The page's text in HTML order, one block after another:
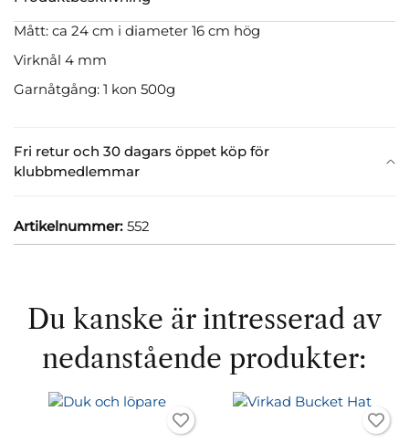
Fri retur och 30 dagars öppet köp för
klubbmedlemmar
Mått: ca 24 cm i diameter 16 cm hög
Virknål 4 mm
Garnåtgång: 1 kon 500g
Artikelnummer: 552
Du kanske är intresserad av
nedanstående produkter: